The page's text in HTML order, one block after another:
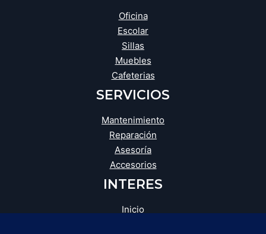
Oficina
Escolar
Sillas
Muebles
Cafeterias
SERVICIOS
Mantenimiento
Reparación
Asesoría
Accesorios
INTERES
Inicio